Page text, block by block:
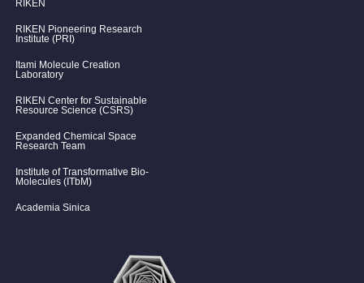
RIKEN
RIKEN Pioneering Research
Institute (PRI)
Itami Molecule Creation
Laboratory
RIKEN Center for Sustainable
Resource Science (CSRS)
Expanded Chemical Space
Research Team
Institute of Transformative Bio-
Molecules (ITbM)
Academia Sinica